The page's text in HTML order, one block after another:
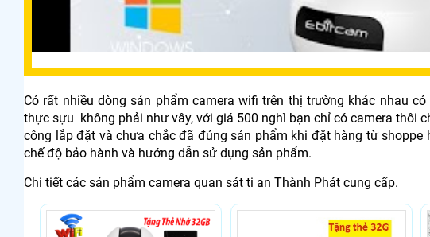
Có rất nhiều dòng sản phẩm camera wifi trên thị trường khác nhau
thực sựu không phải như vây, với giá 500 nghì bạn chỉ có camera thôi
công lắp đặt và chưa chắc đã đúng sản phẩm khi đặt hàng từ
chế độ bảo hành và hướng dẫn sử dụng sản phẩm.
Chi tiết các sản phẩm camera quan sát ti an Thành Phát cung cấp.